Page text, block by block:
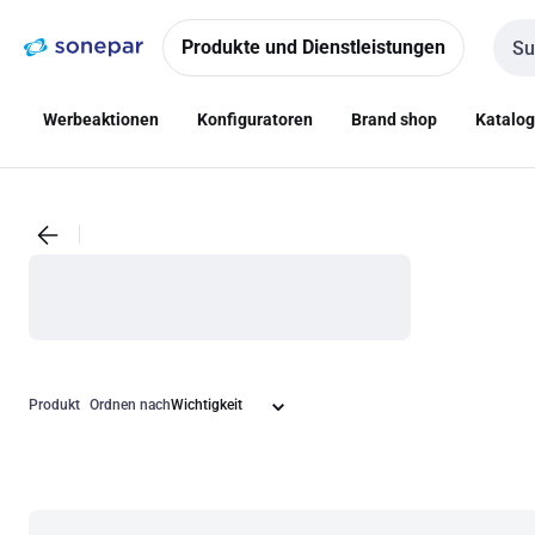
NavigationInhalt
Produkte und Dienstleistungen
Werbeaktionen Konfiguratoren Brand shop
Produkt Ordnen nach